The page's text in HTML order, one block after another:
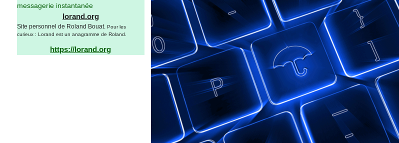
messagerie instantanée
lorand.org
Site personnel de Roland Bouat. Pour les
curieux : Lorand est un anagramme de Roland.
https://lorand.org